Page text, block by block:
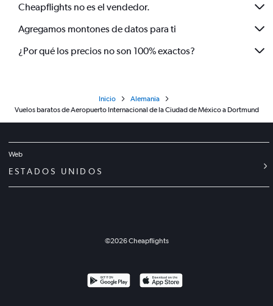
Cheapflights no es el vendedor.
Agregamos montones de datos para ti
¿Por qué los precios no son 100% exactos?
Inicio
Alemania
Vuelos baratos de Aeropuerto Internacional de la Ciudad de México a Dortmund
Web
ESTADOS UNIDOS
©2026Cheapflights